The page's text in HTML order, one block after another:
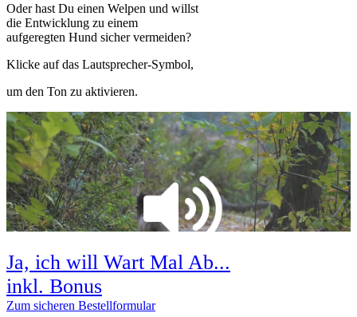
Oder hast Du einen Welpen und willst
die Entwicklung zu einem
aufgeregten Hund sicher vermeiden?
Klicke auf das Lautsprecher-Symbol,
um den Ton zu aktivieren.
Ja, ich will Wart Mal Ab...
inkl. Bonus
Zum sicheren Bestellformular